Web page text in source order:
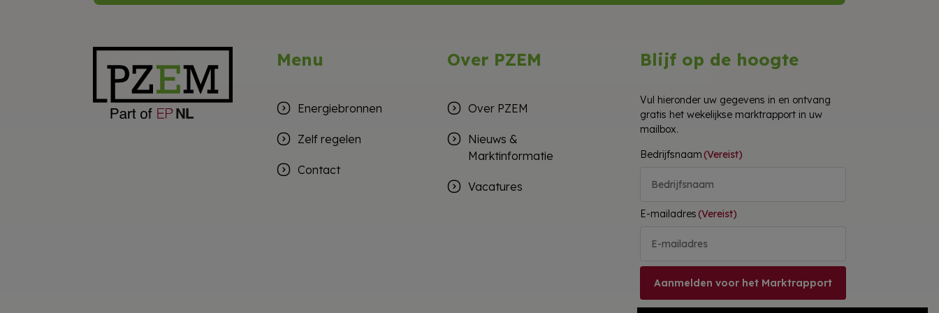
Menu
Energiebronnen
Zelf regelen
Contact
Over PZEM
Over PZEM
Nieuws &
Marktinformatie
Vacatures
Blijf op de hoogte
Vul hieronder uw gegevens in en ontvang
gratis het wekelijkse marktrapport in uw
mailbox.
Bedrijfsnaam(Vereist)
E-mailadres(Vereist)
Aanmelden voor het Marktrapport